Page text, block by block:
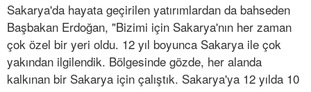
Sakarya'da hayata geçirilen yatırımlardan da bahseden
Başbakan Erdoğan, "Bizimi için Sakarya'nın her zaman
çok özel bir yeri oldu. 12 yıl boyunca Sakarya ile çok
yakından ilgilendik. Bölgesinde gözde, her alanda
kalkınan bir Sakarya için çalıştık. Sakarya'ya 12 yılda 10